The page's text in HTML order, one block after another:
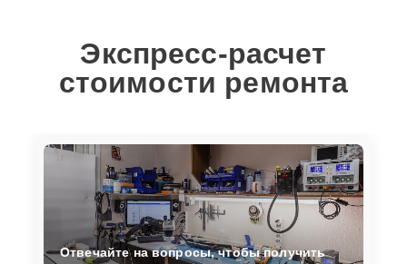
Экспресс-расчет
стоимости ремонта
Отвечайте на вопросы, чтобы получить